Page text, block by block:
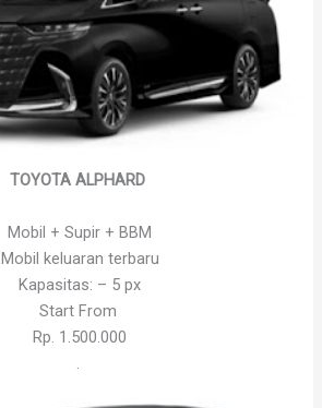
TOYOTA ALPHARD
Mobil + Supir + BBM
Mobil keluaran terbaru
Kapasitas: – 5 px
Start From
Rp. 1.500.000
.